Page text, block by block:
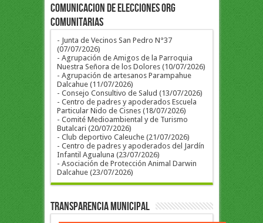
COMUNICACION DE ELECCIONES ORG
COMUNITARIAS
- Junta de Vecinos San Pedro N°37
(07/07/2026)
- Agrupación de Amigos de la Parroquia
Nuestra Señora de los Dolores (10/07/2026)
- Agrupación de artesanos Parampahue
Dalcahue (11/07/2026)
- Consejo Consultivo de Salud (13/07/2026)
- Centro de padres y apoderados Escuela
Particular Nido de Cisnes (18/07/2026)
- Comité Medioambiental y de Turismo
Butalcari (20/07/2026)
- Club deportivo Caleuche (21/07/2026)
- Centro de padres y apoderados del Jardín
Infantil Agualuna (23/07/2026)
- Asociación de Protección Animal Darwin
Dalcahue (23/07/2026)
Transparencia Municipal